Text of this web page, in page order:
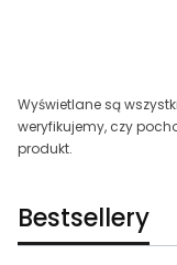
Wyświetlane są
weryfikujemy, czy
produkt.
Bestsellery